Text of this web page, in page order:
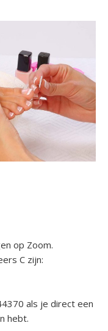
op Zoom.
C zijn:
als je direct een
hebt.